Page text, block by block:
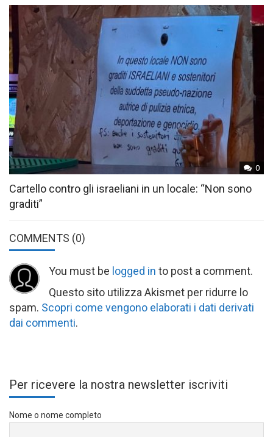
0
Cartello contro gli israeliani in un locale: “Non sono
graditi”
COMMENTS (0)
You must be logged in to post a comment.
Questo sito utilizza Akismet per ridurre lo
spam. Scopri come vengono elaborati i dati derivati
dai commenti.
Per ricevere la nostra newsletter iscriviti
Nome o nome completo